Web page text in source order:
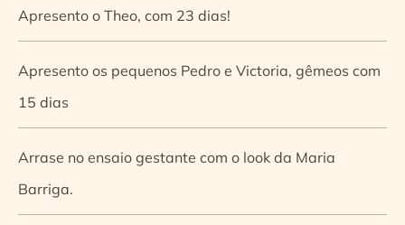
Apresento o Theo, com 23 dias!
Apresento os pequenos Pedro e Victoria, gêmeos com
15 dias
Arrase no ensaio gestante com o look da Maria
Barriga.